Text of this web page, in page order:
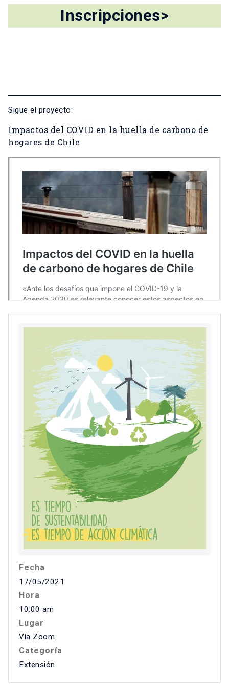
Inscripciones>
Sigue el proyecto:
Impactos del COVID en la huella de carbono de
hogares de Chile
Fecha
17/05/2021
Hora
10:00 am
Lugar
Vía Zoom
Categoría
Extensión